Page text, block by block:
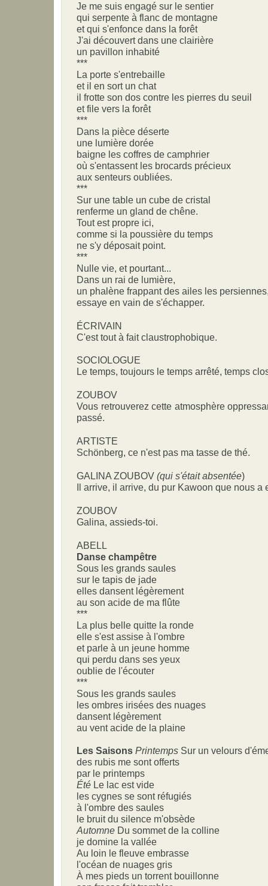
Je me suis engagé sur le sentier
qui serpente à flanc de montagne
et qui s'enfonce dans la forêt
J'ai découvert dans une clairière
un pavillon inhabité
***
La porte s'entrebaille
et il en sort un chat
il frotte son dos contre les pierres du seuil
et file vers la forêt
***
Dans la pièce déserte
une lumière dorée
baigne les coffres de camphrier
où s'entassent les brocards précieux
aux senteurs oubliées.
***
Sur une table un cube de cristal
renferme un gland de chêne.
Tout est propre ici,
comme si la poussière du temps
ne s'y déposait point.
***
Nulle vie, et pourtant...
Dans un rai de lumière,
un phalène frappant des ailes les
essaye en vain de s'échapper.
ÉCRIVAIN
C'est tout à fait claustrophobique.
SOCIOLOGUE
Le temps, toujours le temps arrêté, temps
ZOUBOV
Vous retrouverez cette atmosphère
passé.
ARTISTE
Schönberg, ce n'est pas ma tasse de thé.
GALINA ZOUBOV (qui s'était absentée)
Il arrive, il arrive, du pur Kawoon que nous
ZOUBOV
Galina, assieds-toi.
ABELL
Danse champêtre
Sous les grands saules
sur le tapis de jade
elles dansent légèrement
au son acide de ma flûte
***
La plus belle quitte la ronde
elle s'est assise à l'ombre
et parle à un jeune homme
qui perdu dans ses yeux
oublie de l'écouter
***
Sous les grands saules
les ombres irisées des nuages
dansent légèrement
au vent acide de la plaine
Les Saisons Printemps Sur un velours
des rubis me sont offerts
par le printemps
Été Le lac est vide
les cygnes se sont réfugiés
à l'ombre des saules
le bruit du silence m'obsède
Automne Du sommet de la colline
je domine la vallée
Au loin le fleuve embrasse
l'océan de nuages gris
À mes pieds un torrent bouillonne